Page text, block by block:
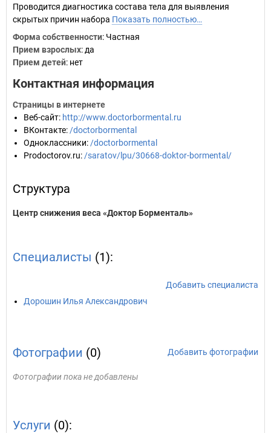
Проводится диагностика состава тела для выявления
скрытых причин набора Показать полностью…
Форма собственности: Частная
Прием взрослых: да
Прием детей: нет
Контактная информация
Страницы в интернете
Веб-сайт: http://www.doctorbormental.ru
ВКонтакте: /doctorbormental
Одноклассники: /doctorbormental
Prodoctorov.ru: /saratov/lpu/30668-doktor-bormental/
Структура
Центр снижения веса «Доктор Борменталь»
Специалисты (1):
Добавить специалиста
Дорошин Илья Александрович
Фотографии (0) Добавить фотографии
Фотографии пока не добавлены
Услуги (0):